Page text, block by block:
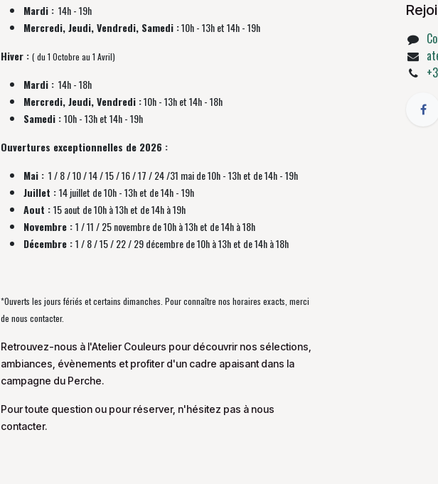
Mardi : 14h - 19h
Mercredi, Jeudi, Vendredi, Samedi :10h - 13h et 14h - 19h
Hiver : ( du 1 Octobre au 1 Avril)
Mardi : 14h - 18h
Mercredi, Jeudi, Vendredi :10h - 13h et 14h - 18h
Samedi :10h - 13h et 14h - 19h
Ouvertures exceptionnelles de 2026 :
Mai : 1 / 8 / 10 / 14 / 15 / 16 / 17 / 24 /31 mai de 10h - 13h et de 14h - 19h
Juillet :14 juillet de 10h - 13h et de 14h - 19h
Aout :15 aout de 10h à 13h et de 14h à 19h
Novembre :1 / 11 / 25 novembre de10h à 13h et de 14h à 18h
Décembre :1 / 8 / 15 / 22 / 29 décembrede10h à 13h et de 14h à 18h
*Ouverts les jours fériés et certains dimanches. Pour connaître nos horaires exacts, merci
de nous contacter.
Retrouvez-nous à l'Atelier Couleurs pour découvrir nos sélections,
ambiances, évènements et profiter d'un cadre apaisant dans la
campagne du Perche.
Pour toute question ou pour réserver, n'hésitez pas à nous
contacter.